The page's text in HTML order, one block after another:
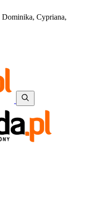
Dominika, Cypriana,